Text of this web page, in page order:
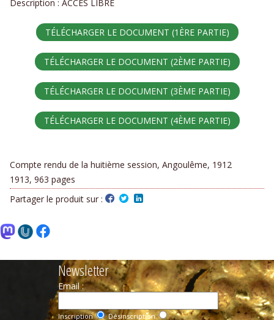
Description :ACCÈS LIBRE
TÉLÉCHARGER LE DOCUMENT (1ÈRE PARTIE)
TÉLÉCHARGER LE DOCUMENT (2ÈME PARTIE)
TÉLÉCHARGER LE DOCUMENT (3ÈME PARTIE)
TÉLÉCHARGER LE DOCUMENT (4ÈME PARTIE)
Compte rendu de la huitième session, Angoulême, 1912
1913, 963 pages
Partager le produit sur :
Newsletter
Email :
Inscription Désinscription